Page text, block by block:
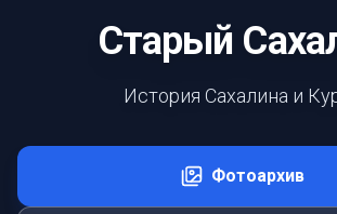
Старый
История Сахалина и
Фотоархив